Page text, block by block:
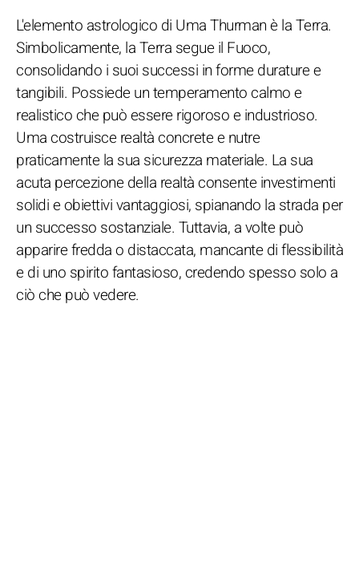
L'elemento astrologico di Uma Thurman è la Terra.
Simbolicamente, la Terra segue il Fuoco,
consolidando i suoi successi in forme durature e
tangibili. Possiede un temperamento calmo e
realistico che può essere rigoroso e industrioso.
Uma costruisce realtà concrete e nutre
praticamente la sua sicurezza materiale. La sua
acuta percezione della realtà consente investimenti
solidi e obiettivi vantaggiosi, spianando la strada per
un successo sostanziale. Tuttavia, a volte può
apparire fredda o distaccata, mancante di flessibilità
e di uno spirito fantasioso, credendo spesso solo a
ciò che può vedere.